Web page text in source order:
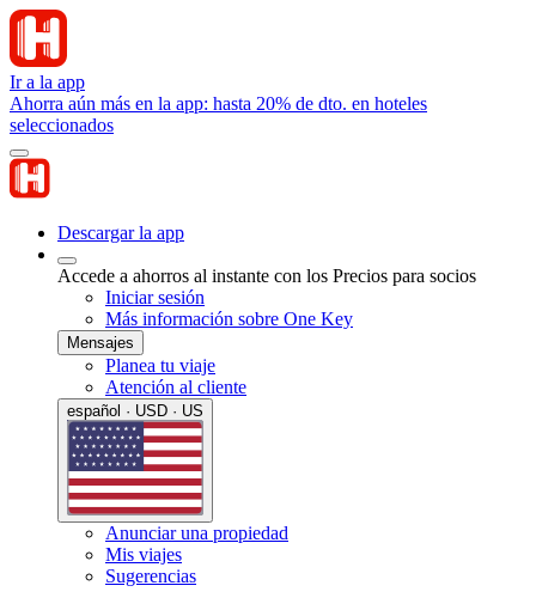
Ir a la app
Ahorra aún más en la app: hasta 20% de dto. en hoteles
seleccionados
Descargar la app
Accede a ahorros al instante con los Precios para socios
Iniciar sesión
Más información sobre One Key
Mensajes
Planea tu viaje
Atención al cliente
español · USD · US
Anunciar una propiedad
Mis viajes
Sugerencias